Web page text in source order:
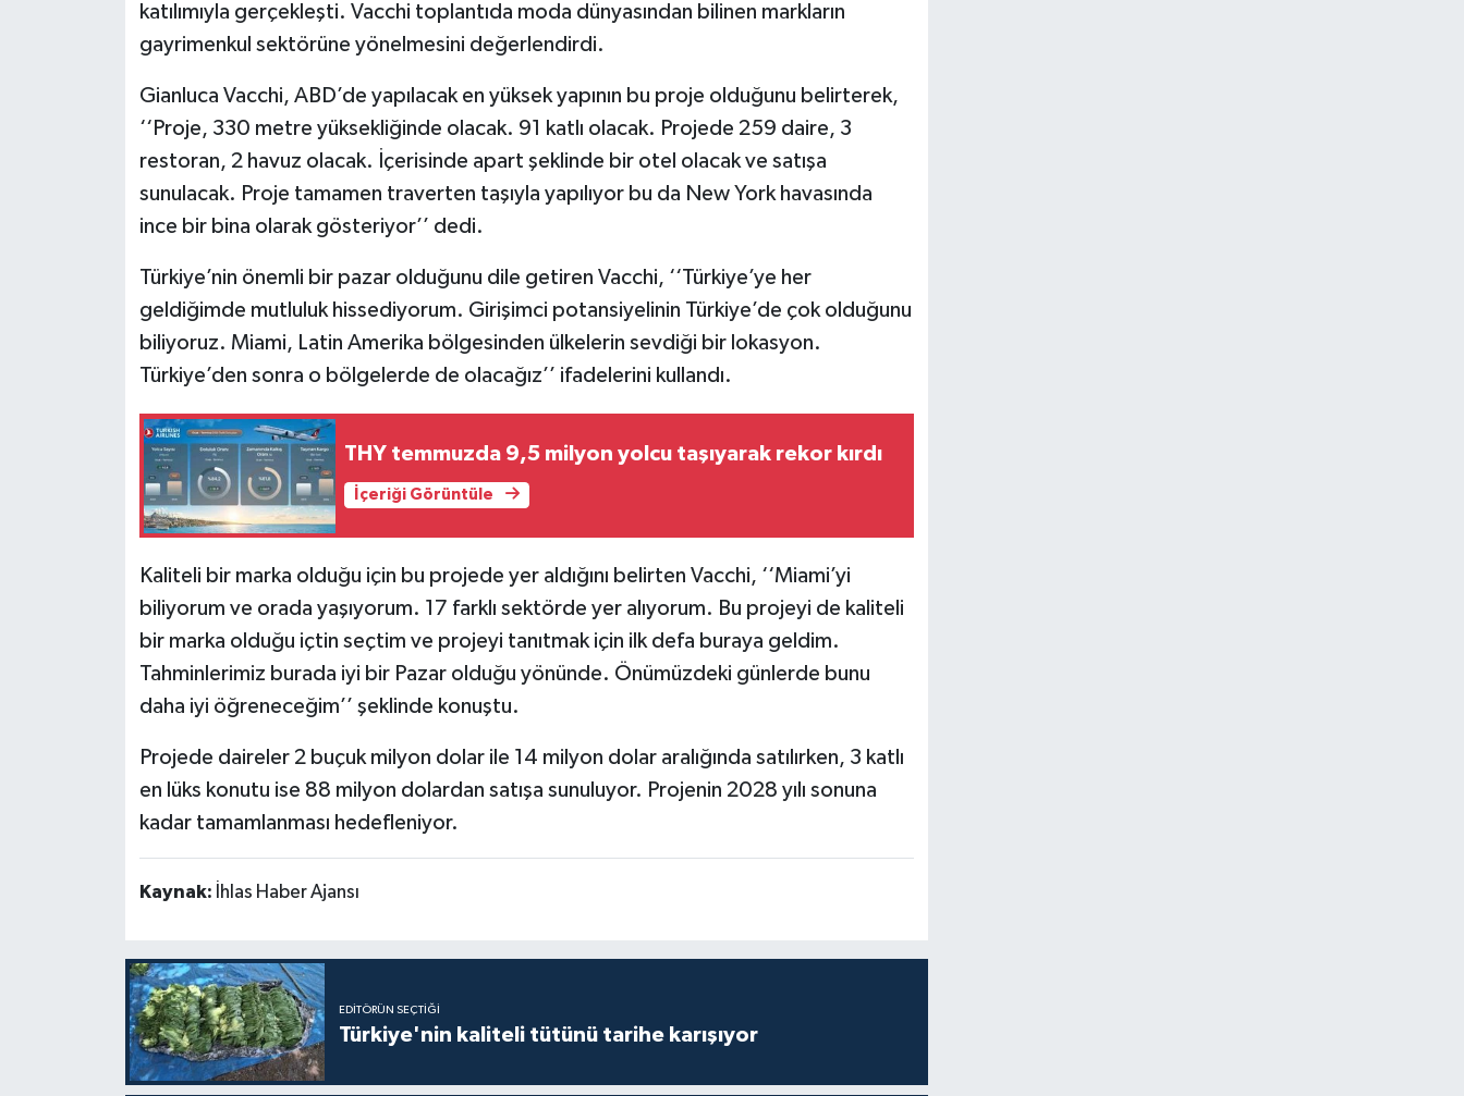
katılımıyla gerçekleşti. Vacchi toplantıda moda dünyasından bilinen markların
gayrimenkul sektörüne yönelmesini değerlendirdi.
Gianluca Vacchi, ABD’de yapılacak en yüksek yapının bu proje olduğunu belirterek,
‘‘Proje, 330 metre yüksekliğinde olacak. 91 katlı olacak. Projede 259 daire, 3
restoran, 2 havuz olacak. İçerisinde apart şeklinde bir otel olacak ve satışa
sunulacak. Proje tamamen traverten taşıyla yapılıyor bu da New York havasında
ince bir bina olarak gösteriyor’’ dedi.
Türkiye’nin önemli bir pazar olduğunu dile getiren Vacchi, ‘‘Türkiye’ye her
geldiğimde mutluluk hissediyorum. Girişimci potansiyelinin Türkiye’de çok olduğunu
biliyoruz. Miami, Latin Amerika bölgesinden ülkelerin sevdiği bir lokasyon.
Türkiye’den sonra o bölgelerde de olacağız’’ ifadelerini kullandı.
THY temmuzda 9,5 milyon yolcu taşıyarak rekor kırdı
İçeriği Görüntüle
Kaliteli bir marka olduğu için bu projede yer aldığını belirten Vacchi, ‘‘Miami’yi
biliyorum ve orada yaşıyorum. 17 farklı sektörde yer alıyorum. Bu projeyi de kaliteli
bir marka olduğu içtin seçtim ve projeyi tanıtmak için ilk defa buraya geldim.
Tahminlerimiz burada iyi bir Pazar olduğu yönünde. Önümüzdeki günlerde bunu
daha iyi öğreneceğim’’ şeklinde konuştu.
Projede daireler 2 buçuk milyon dolar ile 14 milyon dolar aralığında satılırken, 3 katlı
en lüks konutu ise 88 milyon dolardan satışa sunuluyor. Projenin 2028 yılı sonuna
kadar tamamlanması hedefleniyor.
Kaynak: İhlas Haber Ajansı
EDITÖRÜN SEÇTIĞI
Türkiye'nin kaliteli tütünü tarihe karışıyor